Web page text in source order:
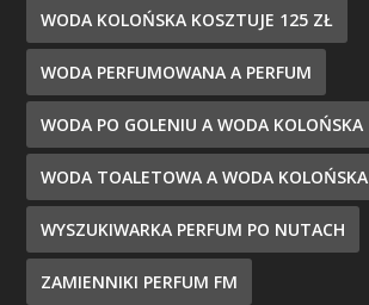
WODA KOLOŃSKA KOSZTUJE 125 ZŁ
WODA PERFUMOWANA A PERFUM
WODA PO GOLENIU A WODA KOLOŃSKA
WODA TOALETOWA A WODA KOLOŃSKA
WYSZUKIWARKA PERFUM PO NUTACH
ZAMIENNIKI PERFUM FM